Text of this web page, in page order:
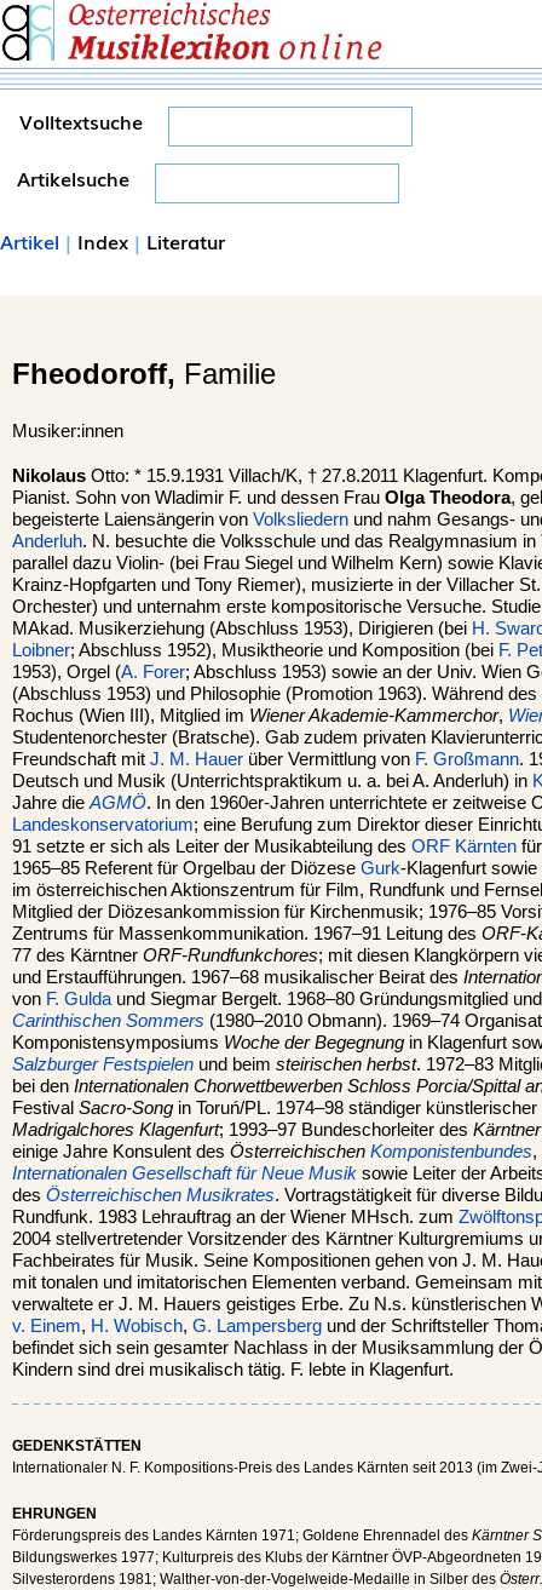
Volltextsuche
Artikelsuche
Artikel | Index | Literatur
Fheodoroff, Familie
Musiker:innen
Nikolaus Otto: * 15.9.1931 Villach/K, † 27.8.2011 Klagenfurt.
Pianist. Sohn von Wladimir F. und dessen Frau Olga Theodora,
begeisterte Laiensängerin von Volksliedern und nahm Gesangs-
Anderluh. N. besuchte die Volksschule und das Realgymnasium in
parallel dazu Violin- (bei Frau Siegel und Wilhelm Kern) sowie
Krainz-Hopfgarten und Tony Riemer), musizierte in der Villacher
Orchester) und unternahm erste kompositorische Versuche.
MAkad. Musikerziehung (Abschluss 1953), Dirigieren (bei H.
Loibner; Abschluss 1952), Musiktheorie und Komposition (bei F.
1953), Orgel (A. Forer; Abschluss 1953) sowie an der Univ. Wien
(Abschluss 1953) und Philosophie (Promotion 1963). Während
Rochus (Wien III), Mitglied im Wiener Akademie-Kammerchor,
Studentenorchester (Bratsche). Gab zudem privaten
Freundschaft mit J. M. Hauer über Vermittlung von F. Großmann.
Deutsch und Musik (Unterrichtspraktikum u. a. bei A. Anderluh) in
Jahre die AGMÖ. In den 1960er-Jahren unterrichtete er zeitweise
Landeskonservatorium; eine Berufung zum Direktor dieser
91 setzte er sich als Leiter der Musikabteilung des ORF Kärnten
1965–85 Referent für Orgelbau der Diözese Gurk-Klagenfurt
im österreichischen Aktionszentrum für Film, Rundfunk und
Mitglied der Diözesankommission für Kirchenmusik; 1976–85
Zentrums für Massenkommunikation. 1967–91 Leitung des ORF-
77 des Kärntner ORF-Rundfunkchores; mit diesen Klangkörpern
und Erstaufführungen. 1967–68 musikalischer Beirat des
von F. Gulda und Siegmar Bergelt. 1968–80 Gründungsmitglied
Carinthischen Sommers (1980–2010 Obmann). 1969–74
Komponistensymposiums Woche der Begegnung in Klagenfurt
Salzburger Festspielen und beim steirischen herbst. 1972–83
bei den Internationalen Chorwettbewerben Schloss Porcia/Spittal
Festival Sacro-Song in Toruń/PL. 1974–98 ständiger
Madrigalchores Klagenfurt; 1993–97 Bundeschorleiter des
einige Jahre Konsulent des Österreichischen Komponistenbundes,
Internationalen Gesellschaft für Neue Musik sowie Leiter der
des Österreichischen Musikrates. Vortragstätigkeit für diverse
Rundfunk. 1983 Lehrauftrag an der Wiener MHsch. zum
2004 stellvertretender Vorsitzender des Kärntner Kulturgremiums
Fachbeirates für Musik. Seine Kompositionen gehen von J. M.
mit tonalen und imitatorischen Elementen verband. Gemeinsam
verwaltete er J. M. Hauers geistiges Erbe. Zu N.s. künstlerischen
v. Einem, H. Wobisch, G. Lampersberg und der Schriftsteller
befindet sich sein gesamter Nachlass in der Musiksammlung der
Kindern sind drei musikalisch tätig. F. lebte in Klagenfurt.
GEDENKSTÄTTEN
Internationaler N. F. Kompositions-Preis des Landes Kärnten seit 2013 (im
EHRUNGEN
Förderungspreis des Landes Kärnten 1971; Goldene Ehrennadel des Kärntner
Bildungswerkes 1977; Kulturpreis des Klubs der Kärntner ÖVP-Abgeordneten
Silvesterordens 1981; Walther-von-der-Vogelweide-Medaille in Silber des